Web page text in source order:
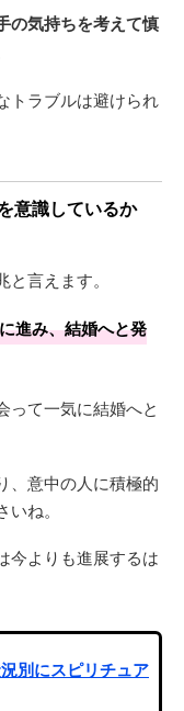
の気持ちを考えて慎
トラブルは避けられ
意識しているか
言えます。
進み、結婚へと発
って一気に結婚へと
、意中の人に積極的
ね。
今よりも進展するは
別にスピリチュア